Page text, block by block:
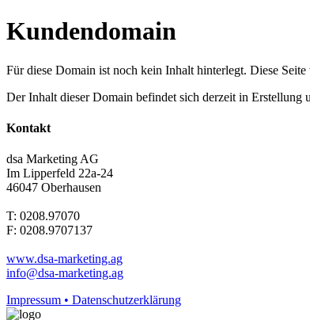
Kundendomain
Für diese Domain ist noch kein Inhalt hinterlegt. Diese
Der Inhalt dieser Domain befindet sich derzeit in
Kontakt
dsa Marketing AG
Im Lipperfeld 22a-24
46047 Oberhausen
T: 0208.97070
F: 0208.9707137
www.dsa-marketing.ag
info@dsa-marketing.ag
Impressum • Datenschutzerklärung